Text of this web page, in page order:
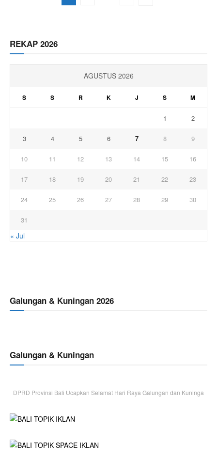
REKAP 2026
AGUSTUS 2026
S S R K J S M
1 2
3 4 5 6 7 8 9
10 11 12 13 14 15 16
17 18 19 20 21 22 23
24 25 26 27 28 29 30
31
« Jul
Galungan & Kuningan 2026
Galungan & Kuningan
DPRD Provinsi Bali Ucapkan Selamat Hari Raya Galungan dan Kuninga